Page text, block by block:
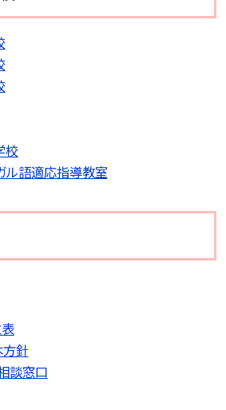
校
ル語適応指導教室
針
談窓口